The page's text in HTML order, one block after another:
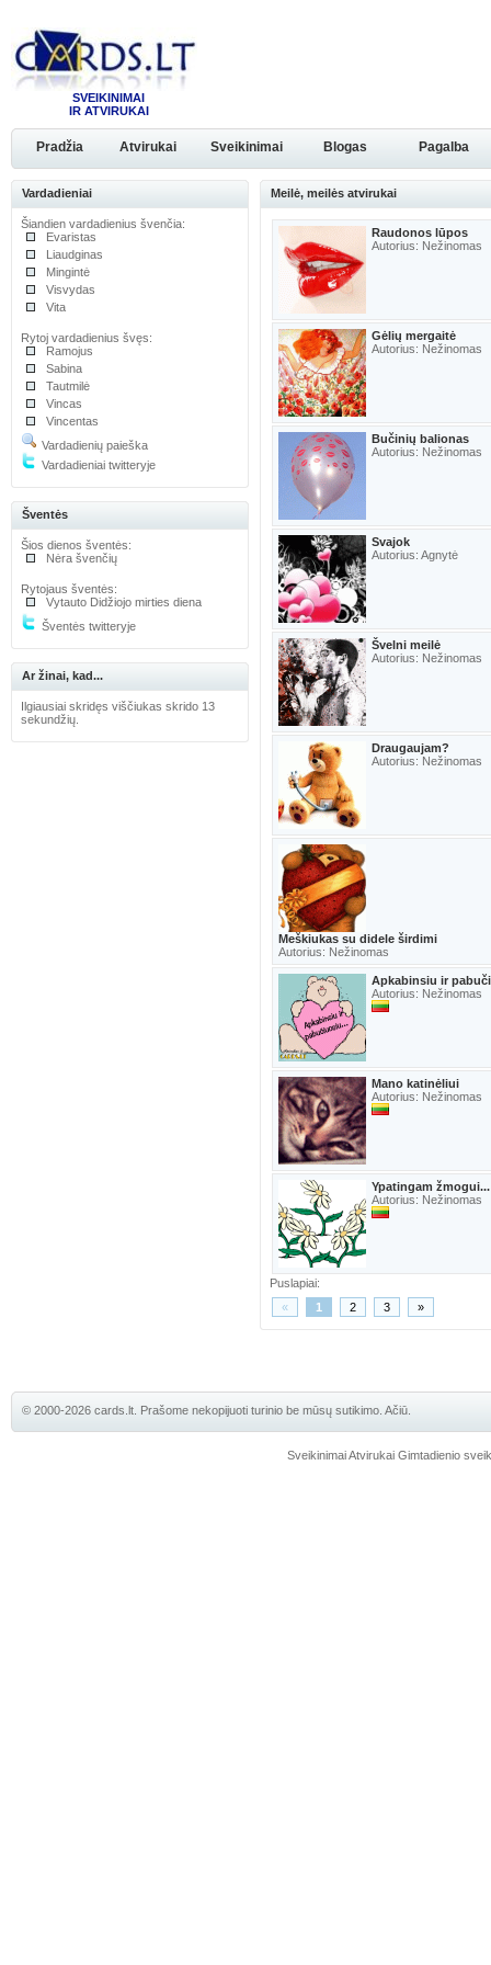
SVEIKINIMAI
IR ATVIRUKAI
Pradžia Atvirukai Sveikinimai Blogas Pagalba
Vardadieniai
Šiandien vardadienius švenčia:
Evaristas
Liaudginas
Mingintė
Visvydas
Vita
Rytoj vardadienius švęs:
Ramojus
Sabina
Tautmilė
Vincas
Vincentas
Vardadienių paieška
Vardadieniai twitteryje
Šventės
Šios dienos šventės:
Nėra švenčių
Rytojaus šventės:
Vytauto Didžiojo mirties diena
Šventės twitteryje
Ar žinai, kad...
Ilgiausiai skridęs viščiukas skrido 13
sekundžių.
Meilė, meilės atvirukai
Raudonos lūpos
Autorius: Nežinomas
Gėlių mergaitė
Autorius: Nežinomas
Bučinių balionas
Autorius: Nežinomas
Svajok
Autorius: Agnytė
Švelni meilė
Autorius: Nežinomas
Draugaujam?
Autorius: Nežinomas
Meškiukas su didele širdimi
Autorius: Nežinomas
Apkabinsiu ir
Autorius: Nežinomas
Mano katinėliui
Autorius: Nežinomas
Ypatingam žmogui...
Autorius: Nežinomas
Puslapiai:
«
1 2 3 »
© 2000-2026 cards.lt. Prašome nekopijuoti turinio be mūsų sutikimo. Ačiū.
Sveikinimai Atvirukai Gimtadienio